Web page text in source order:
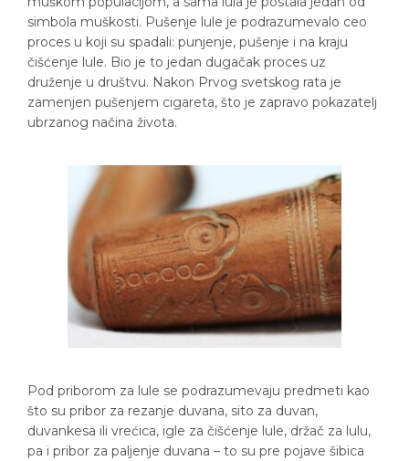
simbola muškosti. Pušenje lule je podrazumevalo ceo
proces u koji su spadali: punjenje, pušenje i na kraju
čišćenje lule. Bio je to jedan dugačak proces uz
druženje u društvu. Nakon Prvog svetskog rata je
zamenjen pušenjem cigareta, što je zapravo pokazatelj
ubrzanog načina života.
Pod priborom za lule se podrazumevaju predmeti kao
što su pribor za rezanje duvana, sito za duvan,
duvankesa ili vrećica, igle za čišćenje lule, držač za lulu,
pa i pribor za paljenje duvana – to su pre pojave šibica